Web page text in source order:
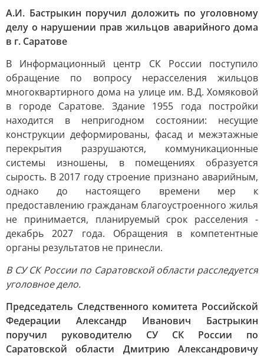
А.И. Бастрыкин поручил доложить по уголовному
делу о нарушении прав жильцов аварийного дома
в г. Саратове
В Информационный центр СК России поступило
обращение по вопросу нерасселения жильцов
многоквартирного дома на улице им. В.Д. Хомяковой
в городе Саратове. Здание 1955 года постройки
находится в непригодном состоянии: несущие
конструкции деформированы, фасад и межэтажные
перекрытия разрушаются, коммуникационные
системы изношены, в помещениях образуется
сырость. В 2017 году строение признано аварийным,
однако до настоящего времени мер к
предоставлению гражданам благоустроенного жилья
не принимается, планируемый срок расселения -
декабрь 2027 года. Обращения в компетентные
органы результатов не принесли.
В СУ СК России по Саратовской области расследуется
уголовное дело.
Председатель Следственного комитета Российской
Федерации Александр Иванович Бастрыкин
поручил руководителю СУ СК России по
Саратовской области Дмитрию Александровичу